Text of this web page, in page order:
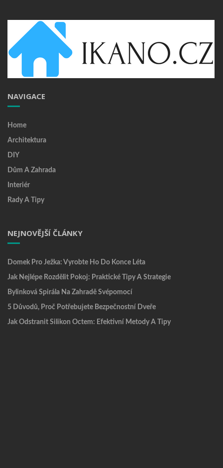
NAVIGACE
Home
Architektura
DIY
Dům A Zahrada
Interiér
Rady A Tipy
NEJNOVĚJŠÍ ČLÁNKY
Domek Pro Ježka: Vyrobte Ho Do Konce Léta
Jak Nejlépe Rozdělit Pokoj: Praktické Tipy A Strategie
Bylinková Spirála Na Zahradě Svépomocí
5 Důvodů, Proč Potřebujete Bezpečnostní Dveře
Jak Odstranit Silikon Octem: Efektivní Metody A Tipy